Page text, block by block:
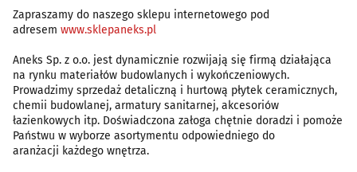
Zapraszamy do naszego sklepu internetowego pod
adresem www.sklepaneks.pl
Aneks Sp. z o.o. jest dynamicznie rozwijają się firmą działająca
na rynku materiałów budowlanych i wykończeniowych.
Prowadzimy sprzedaż detaliczną i hurtową płytek ceramicznych,
chemii budowlanej, armatury sanitarnej, akcesoriów
łazienkowych itp. Doświadczona załoga chętnie doradzi i pomoże
Państwu w wyborze asortymentu odpowiedniego do
aranżacji każdego wnętrza.